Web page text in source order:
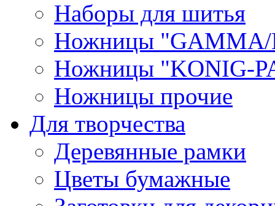
Наборы для шитья
Ножницы "GAMMA/
Ножницы "KONIG-
Ножницы прочие
Для творчества
Деревянные рамки
Цветы бумажные